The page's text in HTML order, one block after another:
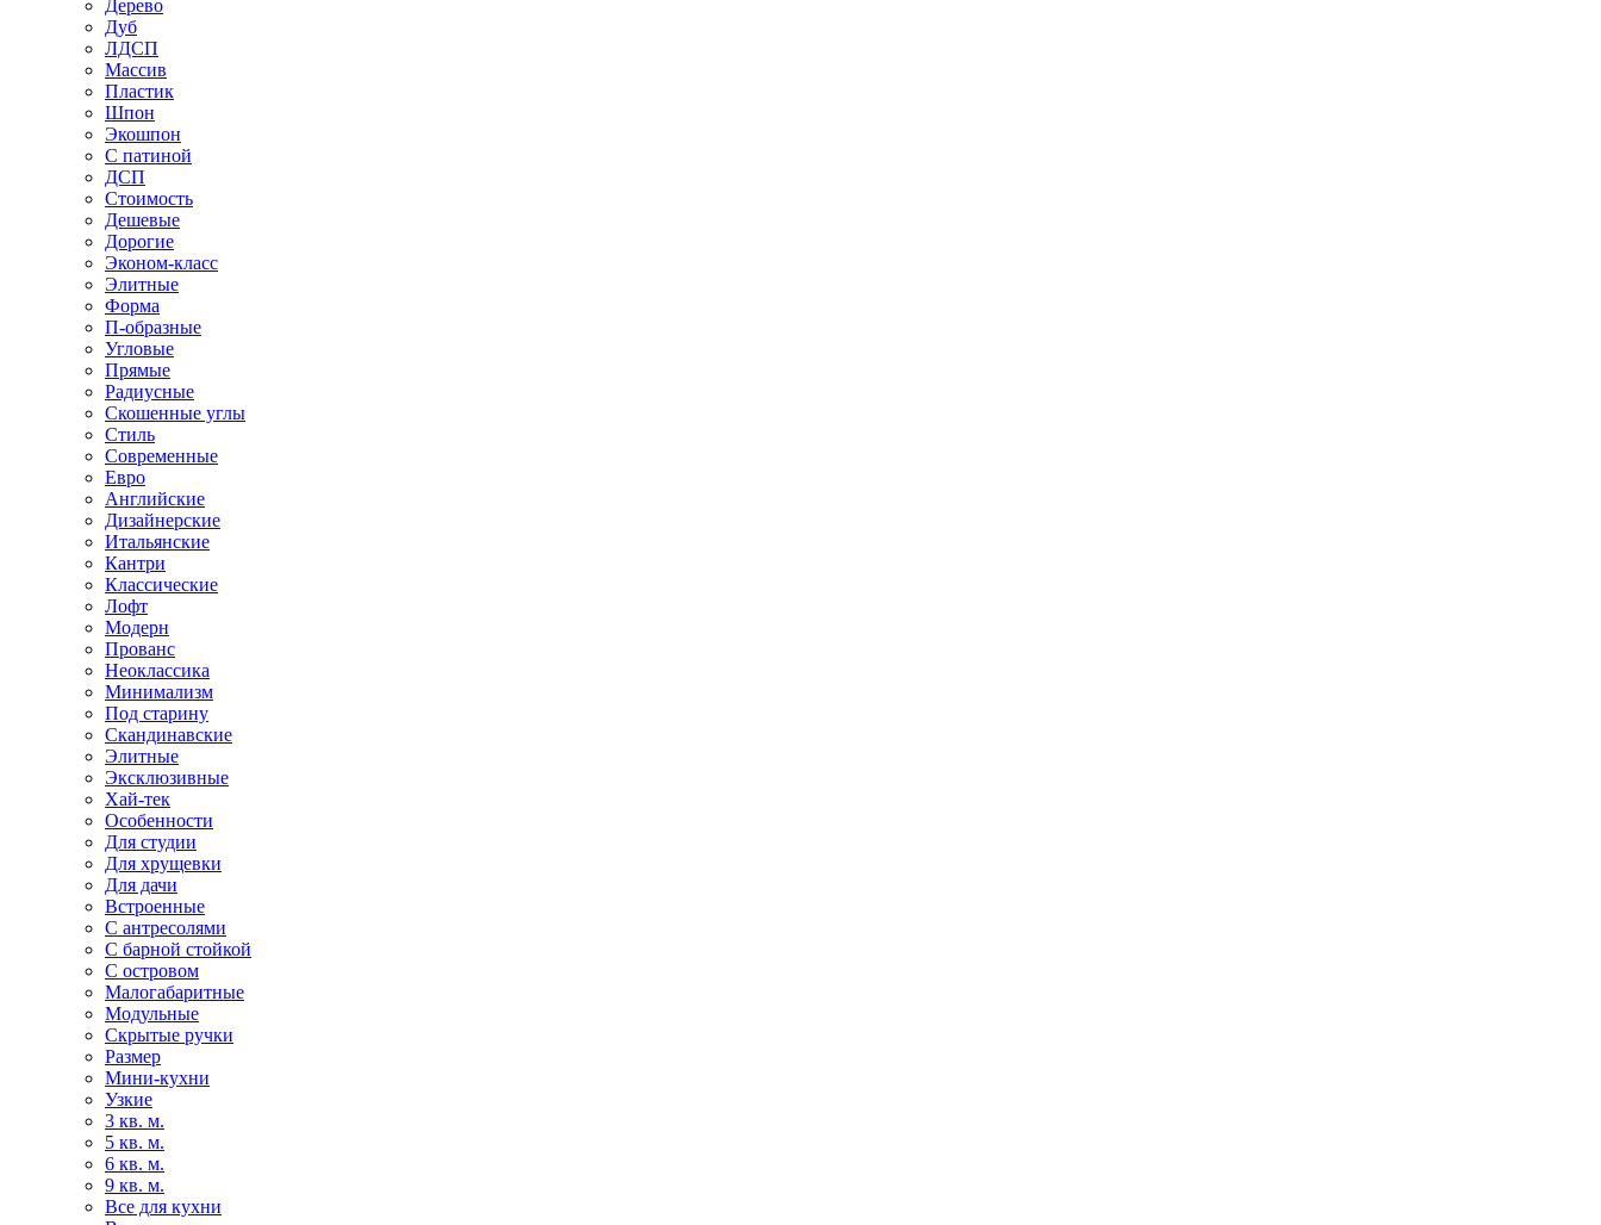
Дерево
Дуб
ЛДСП
Массив
Пластик
Шпон
Экошпон
С патиной
ДСП
Стоимость
Дешевые
Дорогие
Эконом-класс
Элитные
Форма
П-образные
Угловые
Прямые
Радиусные
Скошенные углы
Стиль
Современные
Евро
Английские
Дизайнерские
Итальянские
Кантри
Классические
Лофт
Модерн
Прованс
Неоклассика
Минимализм
Под старину
Скандинавские
Элитные
Эксклюзивные
Хай-тек
Особенности
Для студии
Для хрущевки
Для дачи
Встроенные
С антресолями
С барной стойкой
С островом
Малогабаритные
Модульные
Скрытые ручки
Размер
Мини-кухни
Узкие
3 кв. м.
5 кв. м.
6 кв. м.
9 кв. м.
Все для кухни